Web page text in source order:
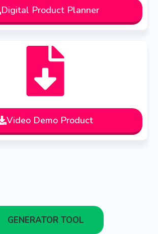
Digital Product Planner
Video Demo Product
GENERATOR TOOL